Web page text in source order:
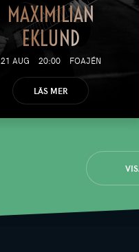
MAXIMILIAN
EKLUND
21 AUG 20:00 FOAJÉN
LÄS MER